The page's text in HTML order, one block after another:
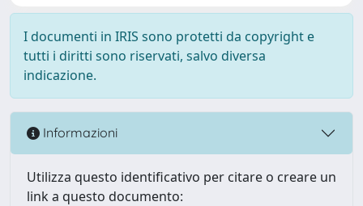
I documenti in IRIS sono protetti da copyright e
tutti i diritti sono riservati, salvo diversa
indicazione.
Informazioni
Utilizza questo identificativo per citare o creare un
link a questo documento: